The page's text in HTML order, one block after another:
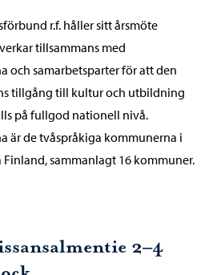
r.f. håller sitt årsmöte
tillsammans med
och samarbetsparter för att den
tillgång till kultur och utbildning
på fullgod nationell nivå.
är de tvåspråkiga kommunerna i
sammanlagt 16 kommuner.
2–4